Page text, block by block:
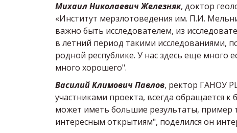
Михаил Николаевич Железняк, доктор
«Институт мерзлотоведения им. П.И.
важно быть исследователем, из
в летний период такими исследованиями,
родной республике. У нас здесь еще много
много хорошего".
Василий Климович Павлов, ректор ГАНОУ
участниками проекта, всегда обращается
может иметь большие результаты, пример
интересным открытиям", поделился он